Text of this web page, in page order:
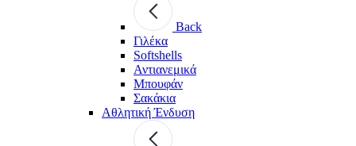
Back
Γιλέκα
Softshells
Αντιανεμικά
Μπουφάν
Σακάκια
Αθλητική Ένδυση